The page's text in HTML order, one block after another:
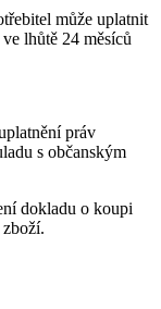
může uplatnit
lhůtě 24 měsíců
práv
s občanským
dokladu o koupi